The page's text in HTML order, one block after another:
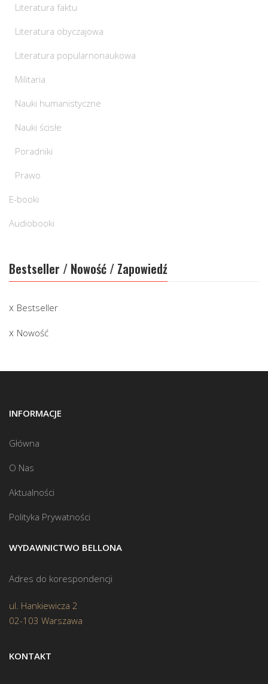
Literatura faktu
Literatura obyczajowa
Literatura popularnonaukowa
Militaria
Nauki humanistyczne
Nauki ścisłe
Poradniki
Prawo
E-booki
Audiobooki
Bestseller / Nowość / Zapowiedź
Bestseller
Nowość
INFORMACJE
Główna
O Nas
Aktualności
Polityka Prywatności
WYDAWNICTWO BELLONA
Adres do korespondencji
ul. Hankiewicza 2
02-103 Warszawa
KONTAKT